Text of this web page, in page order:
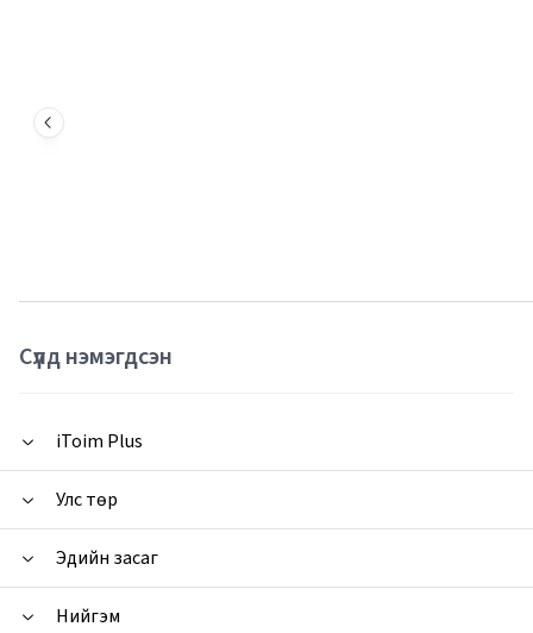
Сүүлд нэмэгдсэн
iToim Plus
Улс төр
Эдийн засаг
Нийгэм